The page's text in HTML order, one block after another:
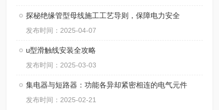
探秘绝缘管型母线施工工艺导则，保障电力安全
发布时间：2025-04-07
u型滑触线安装全攻略
发布时间：2025-03-03
集电器与短路器：功能各异却紧密相连的电气元件
发布时间：2025-02-21